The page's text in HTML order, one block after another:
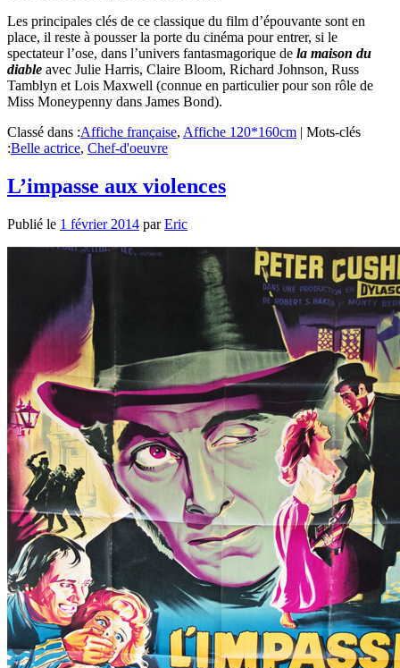
Les principales clés de ce classique du film d’épouvante sont en
place, il reste à pousser la porte du cinéma pour entrer, si le
spectateur l’ose, dans l’univers fantasmagorique de la maison du
diable avec Julie Harris, Claire Bloom, Richard Johnson, Russ
Tamblyn et Lois Maxwell (connue en particulier pour son rôle de
Miss Moneypenny dans James Bond).
Classé dans :Affiche française, Affiche 120*160cm
Mots-clés
:Belle actrice, Chef-d'oeuvre
L’impasse aux violences
Publié le 1 février 2014 parEric